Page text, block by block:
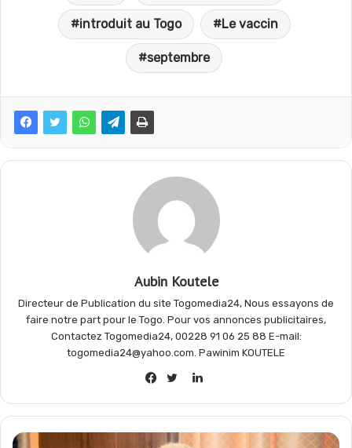
b
o
t
s
A
e
g
r
a
a
g
introduit au Togo Le vaccin
septembre
Aubin Koutele
Directeur de Publication du site Togomedia24, Nous essayons de
faire notre part pour le Togo. Pour vos annonces publicitaires,
Contactez Togomedia24, 00228 91 06 25 88 E-mail:
togomedia24@yahoo.com. Pawinim KOUTELE
Linkedin